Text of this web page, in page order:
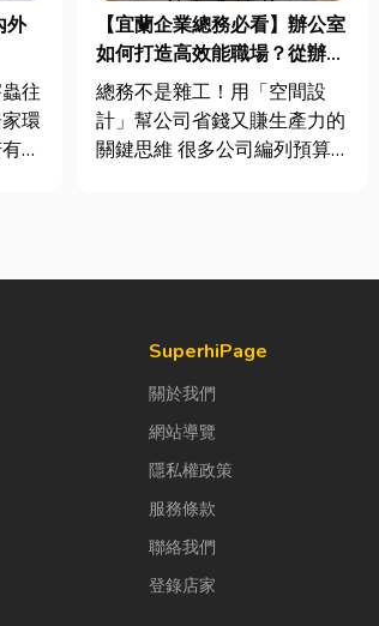
外
往
環
食
【宜蘭企業總務必看】辦公室
如何打造高效能職場？從辦公
桌椅、系統屏風到空間設計關
鍵！
總務不是雜工！用「空間設
計」幫公司省錢又賺生產力的
關鍵思維 很多公司編列預算
正厲害...SuperhiPage
關於我們
網站導覽
隱私權政策
服務條款
聯絡我們
登錄店家